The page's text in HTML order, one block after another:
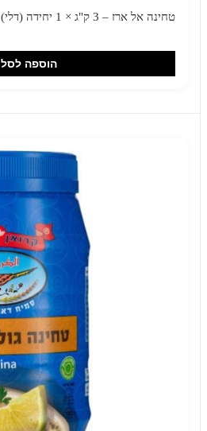
טחינה אל ארז – 3 ק"ג × 1 יחידה (דלי)
הוספה לסל